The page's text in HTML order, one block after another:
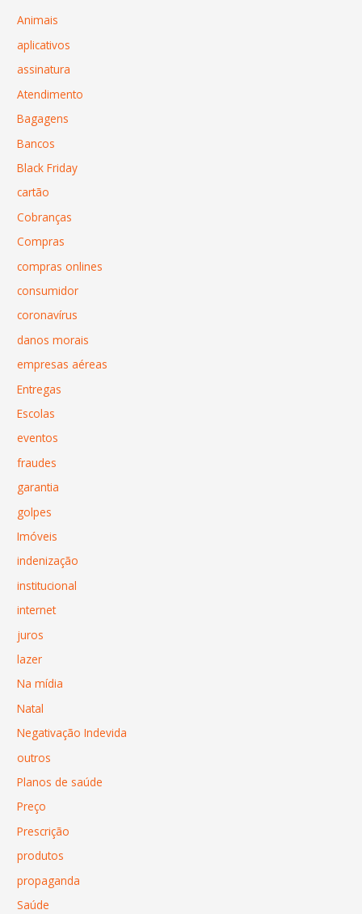
Animais
aplicativos
assinatura
Atendimento
Bagagens
Bancos
Black Friday
cartão
Cobranças
Compras
compras onlines
consumidor
coronavírus
danos morais
empresas aéreas
Entregas
Escolas
eventos
fraudes
garantia
golpes
Imóveis
indenização
institucional
internet
juros
lazer
Na mídia
Natal
Negativação Indevida
outros
Planos de saúde
Preço
Prescrição
produtos
propaganda
Saúde